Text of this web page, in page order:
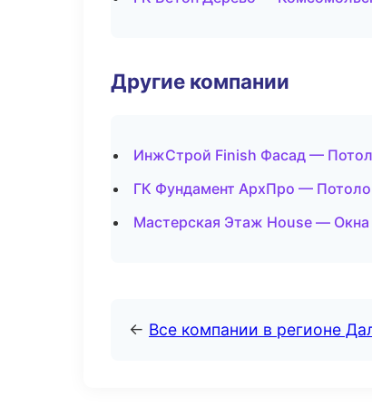
Другие компании
ИнжСтрой Finish Фасад —
ГК Фундамент АрхПро —
Мастерская Этаж House —
← Все компании в регионе